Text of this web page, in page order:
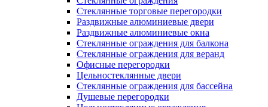
Стеклянные торговые перегородки
Раздвижные алюминиевые двери
Раздвижные алюминиевые окна
Стеклянные ограждения для балкона
Стеклянные ограждения для веранд
Офисные перегородки
Цельностеклянные двери
Стеклянные ограждения для бассейна
Душевые перегородки